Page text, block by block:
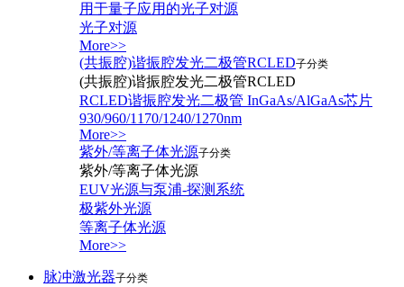
用于量子应用的光子对源
光子对源
More>>
(共振腔)谐振腔发光二极管RCLED子分类
(共振腔)谐振腔发光二极管RCLED
RCLED谐振腔发光二极管 InGaAs/AlGaAs芯片
930/960/1170/1240/1270nm
More>>
紫外/等离子体光源子分类
紫外/等离子体光源
EUV光源与泵浦-探测系统
极紫外光源
等离子体光源
More>>
脉冲激光器子分类